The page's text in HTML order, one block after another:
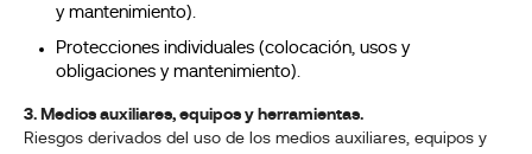
y mantenimiento).
Protecciones individuales (colocación, usos y
obligaciones y mantenimiento).
3. Medios auxiliares, equipos y herramientas.
Riesgos derivados del uso de los medios auxiliares, equipos y